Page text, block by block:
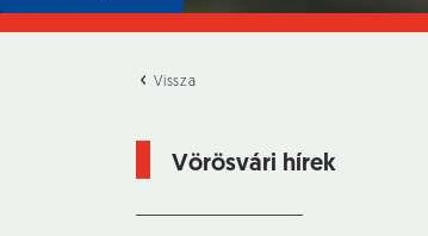
Vissza
Vörösvári hírek